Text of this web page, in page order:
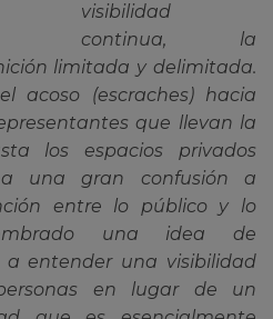
visibilidad
continua, la
limitada y delimitada.
acoso (escraches) hacia
que llevan la
los espacios privados
una gran confusión a
entre lo público y lo
una idea de
entender una visibilidad
en lugar de un